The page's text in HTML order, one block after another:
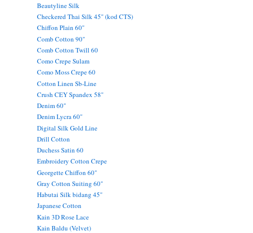
Beautyline Silk
Checkered Thai Silk 45" (kod CTS)
Chiffon Plain 60"
Comb Cotton 90"
Comb Cotton Twill 60
Como Crepe Sulam
Como Moss Crepe 60
Cotton Linen Sb-Line
Crush CEY Spandex 58"
Denim 60"
Denim Lycra 60"
Digital Silk Gold Line
Drill Cotton
Duchess Satin 60
Embroidery Cotton Crepe
Georgette Chiffon 60"
Gray Cotton Suiting 60"
Habutai Silk bidang 45"
Japanese Cotton
Kain 3D Rose Lace
Kain Baldu (Velvet)